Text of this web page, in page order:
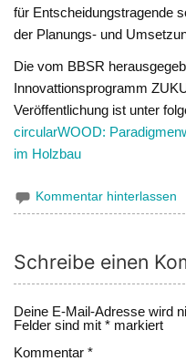
für Entscheidungstragende
der Planungs- und
Die vom BBSR
Innovattionsprogramm
Veröffentlichung ist unter
circularWOOD:
im Holzbau
Kommentar hinterlassen
Schreibe einen
Deine E-Mail-Adresse wird
Felder sind mit* markiert
Kommentar*